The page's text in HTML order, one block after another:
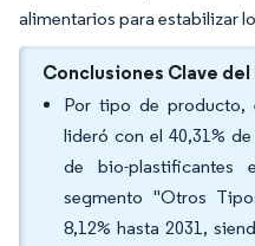
alimentarios para estabilizar
Conclusiones Clave
Por tipo de producto,
lideró con el 40,31%
de bio-
segmento "Otros
8,12% hasta 2031,